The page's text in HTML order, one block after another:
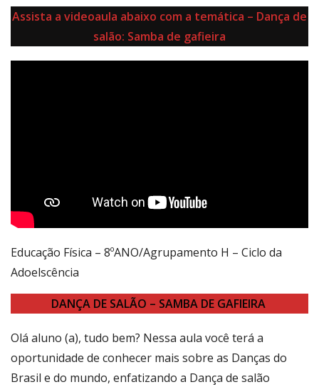
Assista a videoaula abaixo com a temática – Dança de
salão: Samba de gafieira
Educação Física – 8ºANO/Agrupamento H – Ciclo da
Adoelscência
DANÇA DE SALÃO – SAMBA DE GAFIEIRA
Olá aluno (a), tudo bem? Nessa aula você terá a
oportunidade de conhecer mais sobre as Danças do
Brasil e do mundo, enfatizando a Dança de salão